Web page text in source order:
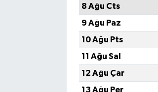
8 Ağu Cts
9 Ağu Paz
10 Ağu Pts
11 Ağu Sal
12 Ağu Çar
13 Ağu Per